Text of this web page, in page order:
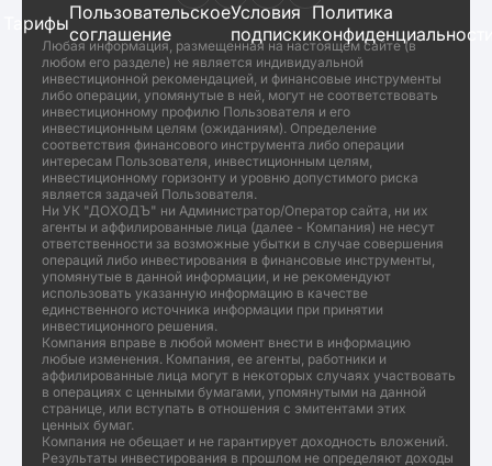
ТарифыПользовательское
соглашение
Условия
подписки
Политика
Любая информация, размещенная на настоящем сайте (в
любом его разделе) не является индивидуальной
инвестиционной рекомендацией, и финансовые инструменты
либо операции, упомянутые в ней, могут не соответствовать
инвестиционному профилю Пользователя и его
инвестиционным целям (ожиданиям). Определение
соответствия финансового инструмента либо операции
интересам Пользователя, инвестиционным целям,
инвестиционному горизонту и уровню допустимого риска
является задачей Пользователя.
Ни УК "ДОХОДЪ" ни Администратор/Оператор сайта, ни их
агенты и аффилированные лица (далее - Компания) не несут
ответственности за возможные убытки в случае совершения
операций либо инвестирования в финансовые инструменты,
упомянутые в данной информации, и не рекомендуют
использовать указанную информацию в качестве
единственного источника информации при принятии
инвестиционного решения.
Компания вправе в любой момент внести в информацию
любые изменения. Компания, ее агенты, работники и
аффилированные лица могут в некоторых случаях участвовать
в операциях с ценными бумагами, упомянутыми на данной
странице, или вступать в отношения с эмитентами этих
ценных бумаг.
Компания не обещает и не гарантирует доходность вложений.
Результаты инвестирования в прошлом не определяют доходы